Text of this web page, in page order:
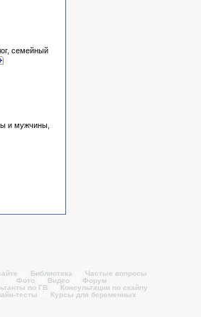
семейный
и мужчины,
Библиотека
Частые вопросы
Фото05 Видео06 Форум
по ГВ
Консультации по скайпу
тесты Курсы для беременных